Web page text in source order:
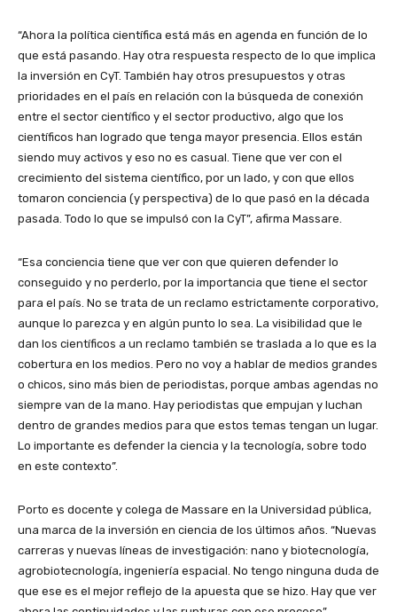
“Ahora la política científica está más en agenda en función de lo
que está pasando. Hay otra respuesta respecto de lo que implica
la inversión en CyT. También hay otros presupuestos y otras
prioridades en el país en relación con la búsqueda de conexión
entre el sector científico y el sector productivo, algo que los
científicos han logrado que tenga mayor presencia. Ellos están
siendo muy activos y eso no es casual. Tiene que ver con el
crecimiento del sistema científico, por un lado, y con que ellos
tomaron conciencia (y perspectiva) de lo que pasó en la década
pasada. Todo lo que se impulsó con la CyT”, afirma Massare.
“Esa conciencia tiene que ver con que quieren defender lo
conseguido y no perderlo, por la importancia que tiene el sector
para el país. No se trata de un reclamo estrictamente corporativo,
aunque lo parezca y en algún punto lo sea. La visibilidad que le
dan los científicos a un reclamo también se traslada a lo que es la
cobertura en los medios. Pero no voy a hablar de medios grandes
o chicos, sino más bien de periodistas, porque ambas agendas no
siempre van de la mano. Hay periodistas que empujan y luchan
dentro de grandes medios para que estos temas tengan un lugar.
Lo importante es defender la ciencia y la tecnología, sobre todo
en este contexto”.
Porto es docente y colega de Massare en la Universidad pública,
una marca de la inversión en ciencia de los últimos años. “Nuevas
carreras y nuevas líneas de investigación: nano y biotecnología,
agrobiotecnología, ingeniería espacial. No tengo ninguna duda de
que ese es el mejor reflejo de la apuesta que se hizo. Hay que ver